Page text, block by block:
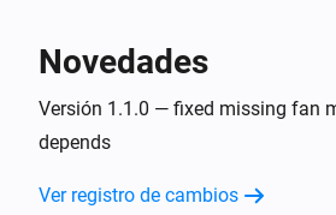
El nivel de la batería ha
Novedades
Versión 1.1.0 — fixed missing fan
depends
Ver registro de cambios